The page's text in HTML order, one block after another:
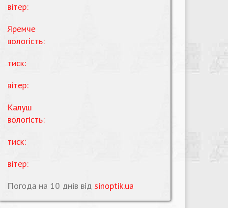
вітер:
Яремче
вологість:
тиск:
вітер:
Калуш
вологість:
тиск:
вітер:
Погода на 10 днів від sinoptik.ua